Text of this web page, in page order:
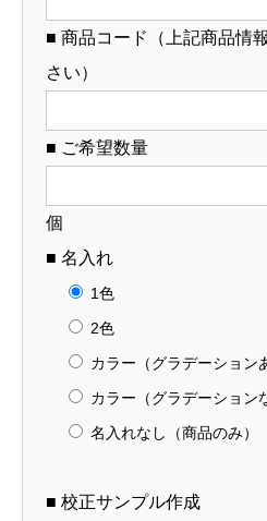
成）
79-
■ 商品コード（上記商品情
さい）
■ ご希望数量
個
■ 名入れ
1色
2色
カラー（グラデーション
カラー（グラデーション
名入れなし（商品のみ）
■ 校正サンプル作成